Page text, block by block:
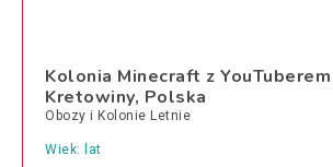
Kolonia Minecraft z YouTuberem
Kretowiny, Polska
Obozy i Kolonie Letnie
Wiek: lat